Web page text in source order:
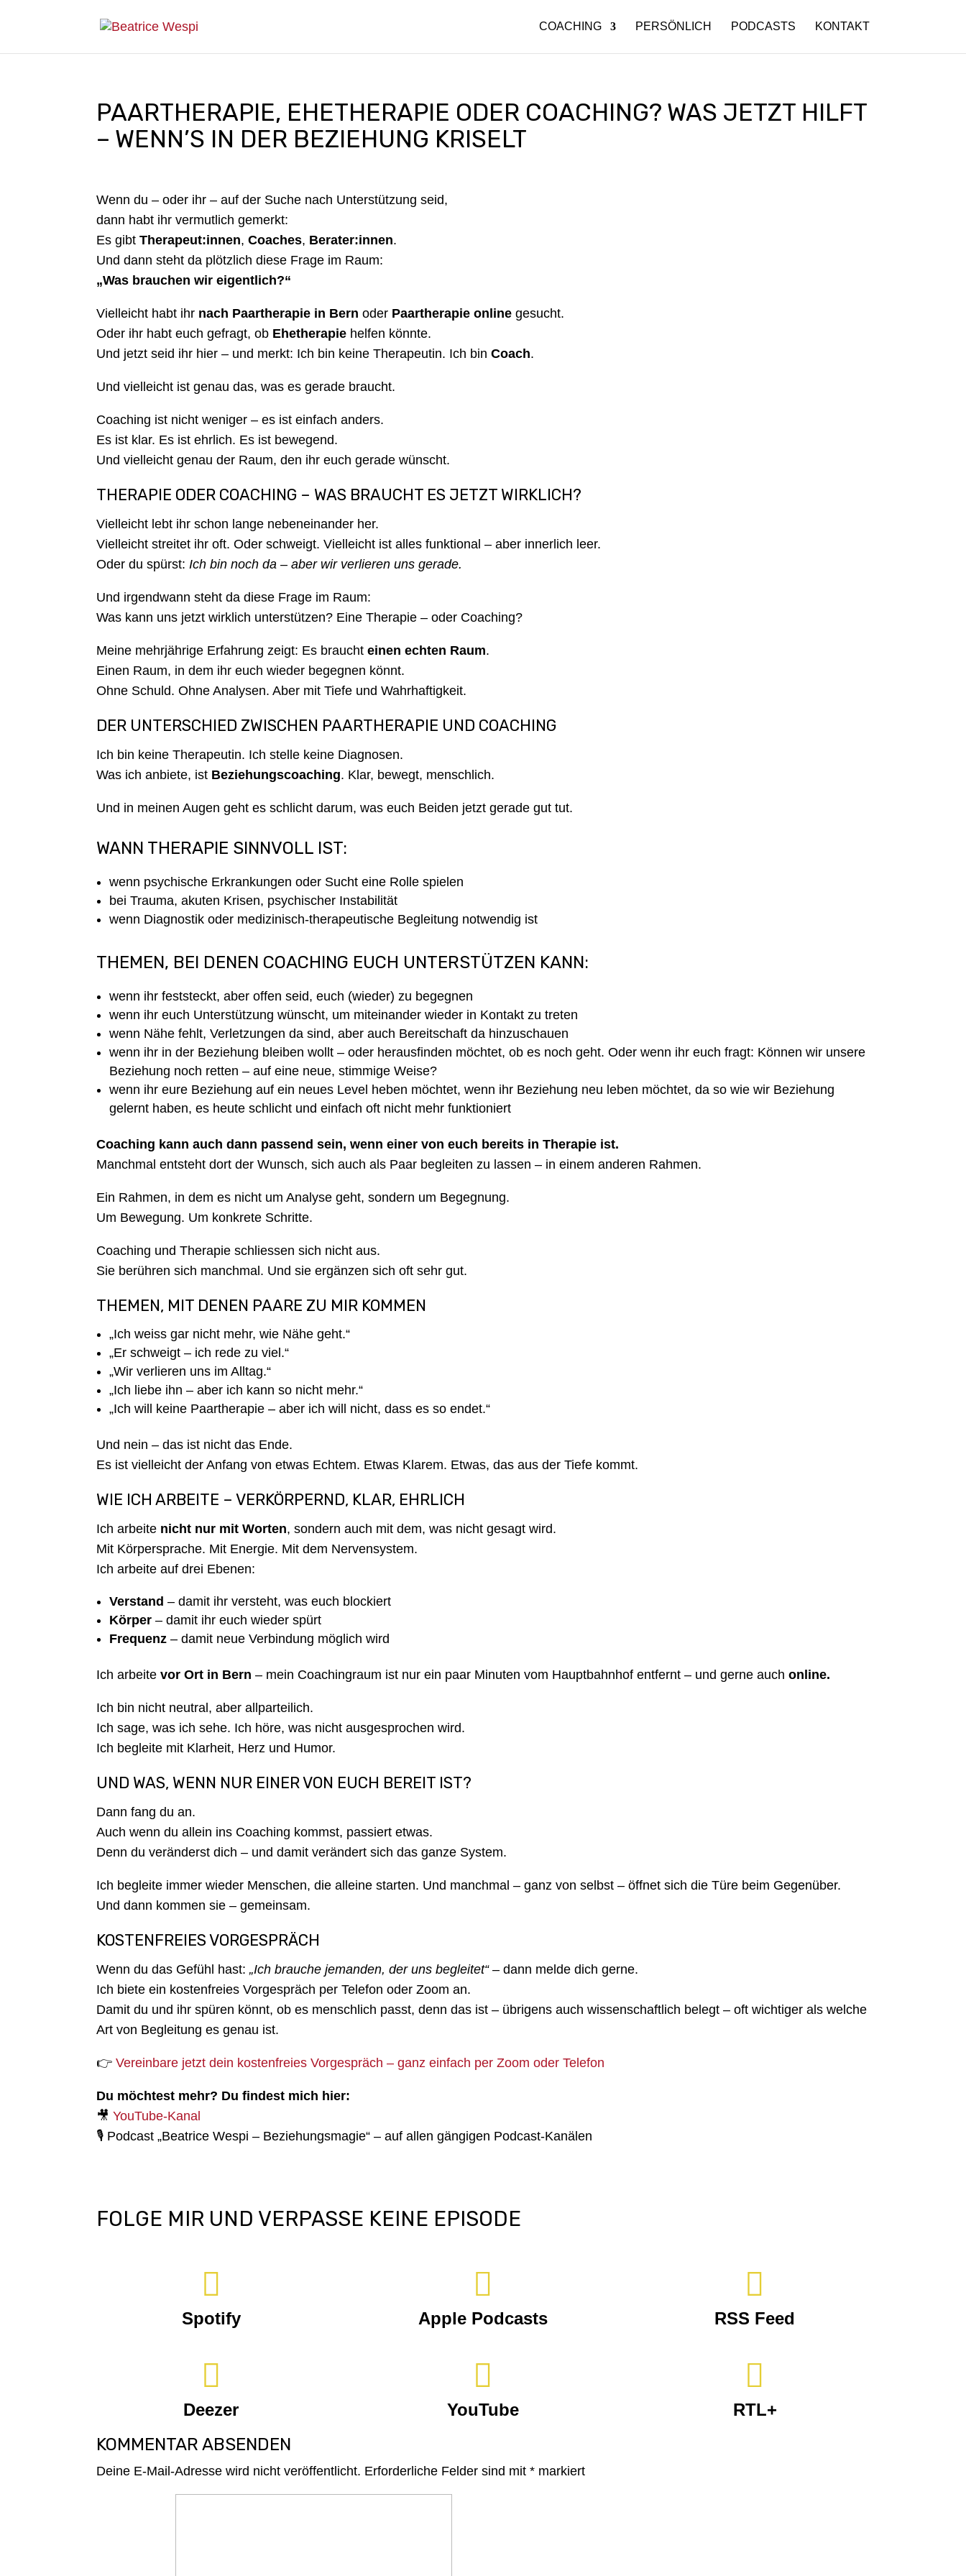
COACHING PERSÖNLICH PODCASTS KONTAKT
PAARTHERAPIE, EHETHERAPIE ODER COACHING? WAS JETZT HILFT
– WENN’S IN DER BEZIEHUNG KRISELT
Wenn du – oder ihr – auf der Suche nach Unterstützung seid,
dann habt ihr vermutlich gemerkt:
Es gibtTherapeut:innen,Coaches, Berater:innen.
Und dann steht da plötzlich diese Frage im Raum:
„Was brauchen wir eigentlich?“
Vielleicht habt ihr nach Paartherapie in Bern oder Paartherapie online gesucht.
Oder ihr habt euch gefragt, ob Ehetherapie helfen könnte.
Und jetzt seid ihr hier – und merkt: Ich bin keine Therapeutin. Ich binCoach.
Und vielleicht ist genau das, was es gerade braucht.
Coaching ist nicht weniger – es ist einfach anders.
Es ist klar. Es ist ehrlich. Es ist bewegend.
Und vielleicht genau der Raum, den ihr euch gerade wünscht.
THERAPIE ODER COACHING – WAS BRAUCHT ES JETZT WIRKLICH?
Vielleicht lebt ihr schon lange nebeneinander her.
Vielleicht streitet ihr oft. Oder schweigt. Vielleicht ist alles funktional – aber innerlich leer.
Oder du spürst: Ich bin noch da – aber wir verlieren uns gerade.
Und irgendwann steht da diese Frage im Raum:
Was kann uns jetzt wirklich unterstützen? Eine Therapie – oder Coaching?
Meine mehrjährige Erfahrung zeigt: Es brauchteinen echten Raum.
Einen Raum, in dem ihr euch wieder begegnen könnt.
Ohne Schuld. Ohne Analysen. Aber mit Tiefe und Wahrhaftigkeit.
DER UNTERSCHIED ZWISCHEN PAARTHERAPIE UND COACHING
Ich bin keine Therapeutin. Ich stelle keine Diagnosen.
Was ich anbiete, ist Beziehungscoaching. Klar, bewegt, menschlich.
Und in meinen Augen geht es schlicht darum, was euch Beiden jetzt gerade gut tut.
WANN THERAPIE SINNVOLL IST:
wenn psychische Erkrankungen oder Sucht eine Rolle spielen
bei Trauma, akuten Krisen, psychischer Instabilität
wenn Diagnostik oder medizinisch-therapeutische Begleitung notwendig ist
THEMEN, BEI DENEN COACHING EUCH UNTERSTÜTZEN KANN:
wenn ihr feststeckt, aber offen seid, euch (wieder) zu begegnen
wenn ihr euch Unterstützung wünscht, um miteinander wieder in Kontakt zu treten
wenn Nähe fehlt, Verletzungen da sind, aber auch Bereitschaft da hinzuschauen
wenn ihr in der Beziehung bleiben wollt – oder herausfinden möchtet, ob es noch geht. Oder wenn ihr euch fragt: Können wir unsere
Beziehung noch retten – auf eine neue, stimmige Weise?
wenn ihr eure Beziehung auf ein neues Level heben möchtet, wenn ihr Beziehung neu leben möchtet, da so wie wir Beziehung
gelernt haben, es heute schlicht und einfach oft nicht mehr funktioniert
Coaching kann auch dann passend sein, wenn einer von euch bereits in Therapie ist.
Manchmal entsteht dort der Wunsch, sich auch als Paar begleiten zu lassen – in einem anderen Rahmen.
Ein Rahmen, in dem es nicht um Analyse geht, sondern um Begegnung.
Um Bewegung. Um konkrete Schritte.
Coaching und Therapie schliessen sich nicht aus.
Sie berühren sich manchmal. Und sie ergänzen sich oft sehr gut.
THEMEN, MIT DENEN PAARE ZU MIR KOMMEN
„Ich weiss gar nicht mehr, wie Nähe geht.“
„Er schweigt – ich rede zu viel.“
„Wir verlieren uns im Alltag.“
„Ich liebe ihn – aber ich kann so nicht mehr.“
„Ich will keine Paartherapie – aber ich will nicht, dass es so endet.“
Und nein – das ist nicht das Ende.
Es ist vielleicht der Anfang von etwas Echtem. Etwas Klarem. Etwas, das aus der Tiefe kommt.
WIE ICH ARBEITE – VERKÖRPERND, KLAR, EHRLICH
Ich arbeite nicht nur mit Worten, sondern auch mit dem, was nicht gesagt wird.
Mit Körpersprache. Mit Energie. Mit dem Nervensystem.
Ich arbeite auf drei Ebenen:
Verstand – damit ihr versteht, was euch blockiert
Körper – damit ihr euch wieder spürt
Frequenz – damit neue Verbindung möglich wird
Ich arbeitevor Ort in Bern – mein Coachingraum ist nur ein paar Minuten vom Hauptbahnhof entfernt – und gerne auchonline.
Ich bin nicht neutral, aber allparteilich.
Ich sage, was ich sehe. Ich höre, was nicht ausgesprochen wird.
Ich begleite mit Klarheit, Herz und Humor.
UND WAS, WENN NUR EINER VON EUCH BEREIT IST?
Dann fang du an.
Auch wenn du allein ins Coaching kommst, passiert etwas.
Denn du veränderst dich – und damit verändert sich das ganze System.
Ich begleite immer wieder Menschen, die alleine starten. Und manchmal – ganz von selbst – öffnet sich die Türe beim Gegenüber.
Und dann kommen sie – gemeinsam.
KOSTENFREIES VORGESPRÄCH
Wenn du das Gefühl hast:„Ich brauche jemanden, der uns begleitet“– dann melde dich gerne.
Ich biete ein kostenfreies Vorgespräch per Telefon oder Zoom an.
Damit du und ihr spüren könnt, ob es menschlich passt, denn das ist – übrigens auch wissenschaftlich belegt – oft wichtiger als welche
Art von Begleitung es genau ist.
👉Vereinbare jetzt dein kostenfreies Vorgespräch – ganz einfach per Zoom oder Telefon
Du möchtest mehr? Du findest mich hier:
🎥YouTube-Kanal
🎙️ Podcast „Beatrice Wespi – Beziehungsmagie“ – auf allen gängigen Podcast-Kanälen
FOLGE MIR UND VERPASSE KEINE EPISODE

Spotify

Apple Podcasts

RSS Feed

Deezer

YouTube

RTL+
KOMMENTAR ABSENDEN
Deine E-Mail-Adresse wird nicht veröffentlicht. Erforderliche Felder sind mit* markiert